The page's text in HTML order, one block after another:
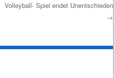
Volleyball- Spiel endet Unentschieden
→